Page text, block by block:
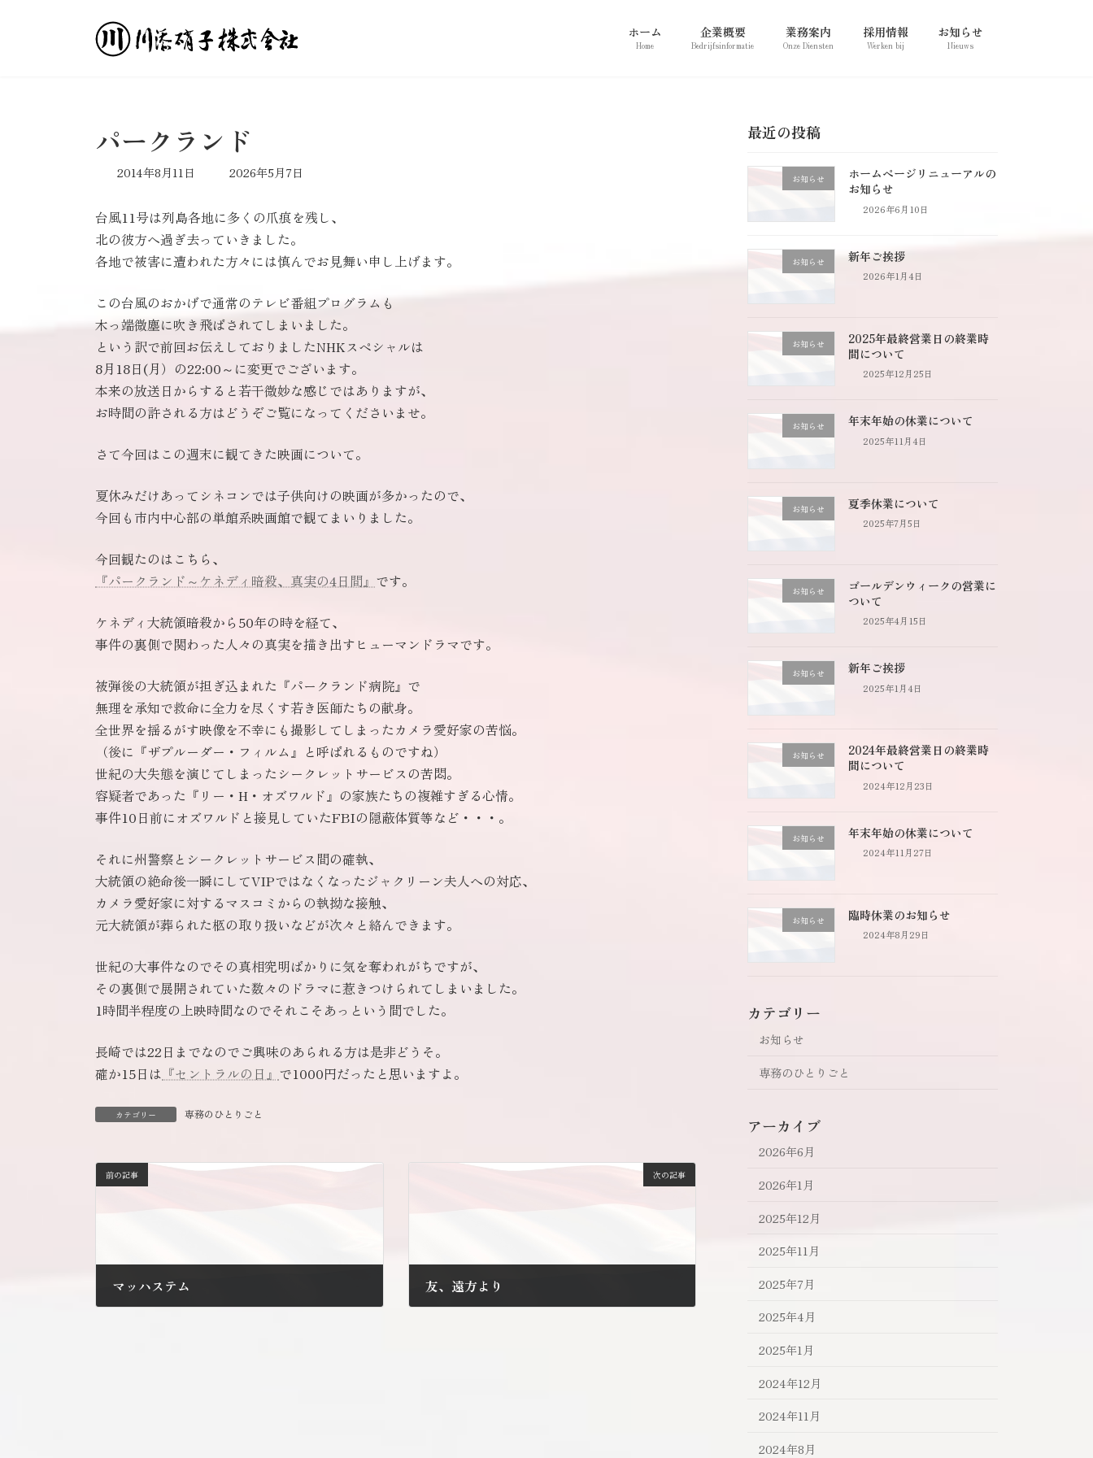
ホーム
Home
企業概要
Bedrijfsinformatie
業務案内
Onze Diensten
採用情報
Werken bij
お知らせ
Nieuws
パークランド
2014年8月11日
最
新
日
時
:
2026年5月7日
台風11号は列島各地に多くの爪痕を残し、
北の彼方へ過ぎ去っていきました。
各地で被害に遭われた方々には慎んでお見舞い申し上げます。
この台風のおかげで通常のテレビ番組プログラムも
木っ端微塵に吹き飛ばされてしまいました。
という訳で前回お伝えしておりましたNHKスペシャルは
8月18日(月）の22:00～に変更でございます。
本来の放送日からすると若干微妙な感じではありますが、
お時間の許される方はどうぞご覧になってくださいませ。
さて今回はこの週末に観てきた映画について。
夏休みだけあってシネコンでは子供向けの映画が多かったので、
今回も市内中心部の単館系映画館で観てまいりました。
今回観たのはこちら、
『パークランド～ケネディ暗殺、真実の4日間』 です。
ケネディ大統領暗殺から50年の時を経て、
事件の裏側で関わった人々の真実を描き出すヒューマンドラマです。
被弾後の大統領が担ぎ込まれた『パークランド病院』で
無理を承知で救命に全力を尽くす若き医師たちの献身。
全世界を揺るがす映像を不幸にも撮影してしまったカメラ愛好家の苦悩。
（後に『ザプルーダー・フィルム』と呼ばれるものですね）
世紀の大失態を演じてしまったシークレットサービスの苦悶。
容疑者であった『リー・H・オズワルド』の家族たちの複雑すぎる心情。
事件10日前にオズワルドと接見していたFBIの隠蔽体質等など・・・。
それに州警察とシークレットサービス間の確執、
大統領の絶命後一瞬にしてVIPではなくなったジャクリーン夫人への対応、
カメラ愛好家に対するマスコミからの執拗な接触、
元大統領が葬られた柩の取り扱いなどが次々と絡んできます。
世紀の大事件なのでその真相究明ばかりに気を奪われがちですが、
その裏側で展開されていた数々のドラマに惹きつけられてしまいました。
1時間半程度の上映時間なのでそれこそあっという間でした。
長崎では22日までなのでご興味のあられる方は是非どうそ。
確か15日は 『セントラルの日』 で1000円だったと思いますよ。
カテゴリー 専務のひとりごと
前の記事
マッハステム
次の記事
友、遠方より
最近の投稿
お知らせ
ホームページリニューアルの
お知らせ
2026年6月10日
お知らせ 新年ご挨拶
2026年1月4日
お知らせ
2025年最終営業日の終業時
間について
2025年12月25日
お知らせ 年末年始の休業について
2025年11月4日
お知らせ 夏季休業について
2025年7月5日
お知らせ
ゴールデンウィークの営業に
ついて
2025年4月15日
お知らせ 新年ご挨拶
2025年1月4日
お知らせ
2024年最終営業日の終業時
間について
2024年12月23日
お知らせ 年末年始の休業について
2024年11月27日
お知らせ 臨時休業のお知らせ
2024年8月29日
カテゴリー
お知らせ
専務のひとりごと
アーカイブ
2026年6月
2026年1月
2025年12月
2025年11月
2025年7月
2025年4月
2025年1月
2024年12月
2024年11月
2024年8月